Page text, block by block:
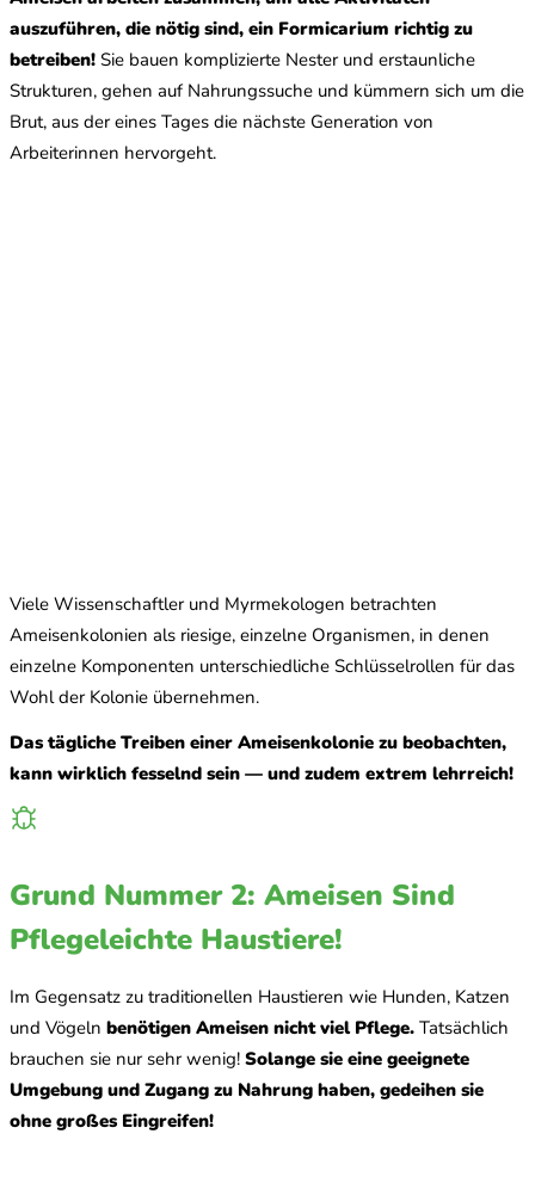
auszuführen, die nötig sind, ein Formicarium richtig zu
betreiben! Sie bauen komplizierte Nester und erstaunliche
Strukturen, gehen auf Nahrungssuche und kümmern sich um die
Brut, aus der eines Tages die nächste Generation von
Arbeiterinnen hervorgeht.
Viele Wissenschaftler und Myrmekologen betrachten
Ameisenkolonien als riesige, einzelne Organismen, in denen
einzelne Komponenten unterschiedliche Schlüsselrollen für das
Wohl der Kolonie übernehmen.
Das tägliche Treiben einer Ameisenkolonie zu beobachten,
kann wirklich fesselnd sein — und zudem extrem lehrreich!
Grund Nummer 2: Ameisen Sind
Pflegeleichte Haustiere!
Im Gegensatz zu traditionellen Haustieren wie Hunden, Katzen
und Vögeln benötigen Ameisen nicht viel Pflege. Tatsächlich
brauchen sie nur sehr wenig! Solange sie eine geeignete
Umgebung und Zugang zu Nahrung haben, gedeihen sie
ohne großes Eingreifen!